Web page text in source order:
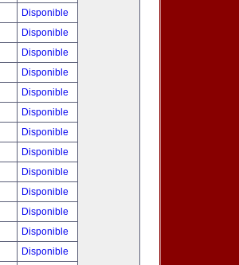
Disponible
Disponible
Disponible
Disponible
Disponible
Disponible
Disponible
Disponible
Disponible
Disponible
Disponible
Disponible
Disponible